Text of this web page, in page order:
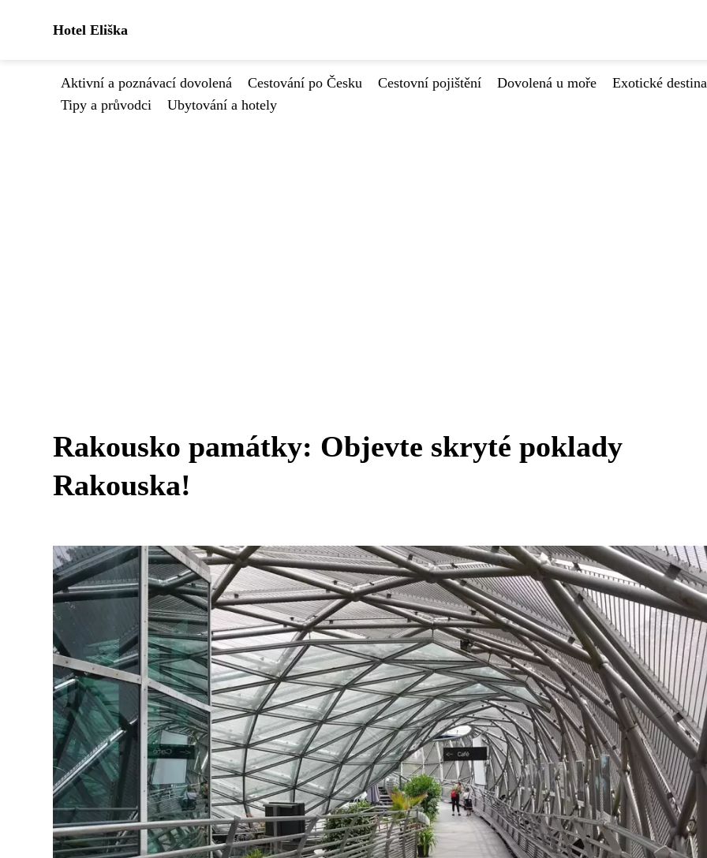
Hotel Eliška
Aktivní a poznávací dovolená Cestování po Česku Cestovní pojištění Dovolená u moře Exotické
Tipy a průvodci
Ubytování a hotely
Rakousko památky: Objevte skryté poklady
Rakouska!